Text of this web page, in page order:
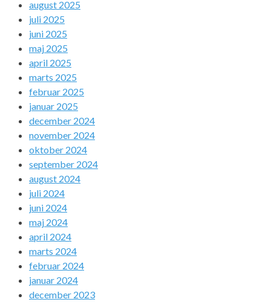
august 2025
juli 2025
juni 2025
maj 2025
april 2025
marts 2025
februar 2025
januar 2025
december 2024
november 2024
oktober 2024
september 2024
august 2024
juli 2024
juni 2024
maj 2024
april 2024
marts 2024
februar 2024
januar 2024
december 2023